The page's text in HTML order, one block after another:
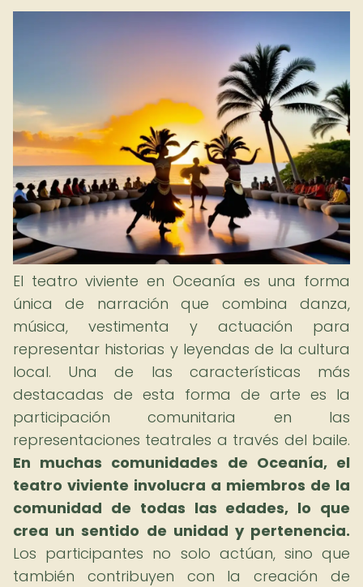
El teatro viviente en Oceanía es una forma
única de narración que combina danza,
música, vestimenta y actuación para
representar historias y leyendas de la cultura
local. Una de las características más
destacadas de esta forma de arte es la
participación comunitaria en las
representaciones teatrales a través del baile.
En muchas comunidades de Oceanía, el
teatro viviente involucra a miembros de la
comunidad de todas las edades, lo que
crea un sentido de unidad y pertenencia.
Los participantes no solo actúan, sino que
también contribuyen con la creación de